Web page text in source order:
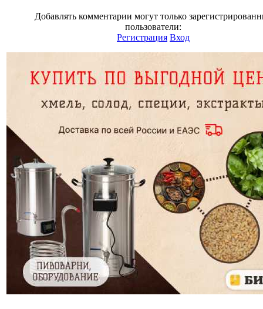
Добавлять комментарии могут только
пользователи:
Регистрация Вход